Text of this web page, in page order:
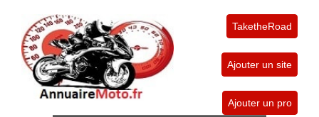
TaketheRoad
Ajouter un site
Ajouter un pro